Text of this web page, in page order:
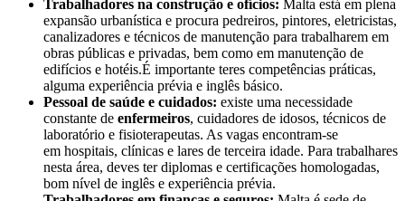
Trabalhadores na construção e ofícios: Malta está em plena
expansão urbanística e procura pedreiros, pintores, eletricistas,
canalizadores e técnicos de manutenção para trabalharem em
obras públicas e privadas, bem como em manutenção de
edifícios e hotéis.É importante teres competências práticas,
alguma experiência prévia e inglês básico.
Pessoal de saúde e cuidados: existe uma necessidade
constante de enfermeiros, cuidadores de idosos, técnicos de
laboratório e fisioterapeutas. As vagas encontram-se
em hospitais, clínicas e lares de terceira idade. Para trabalhares
nesta área, deves ter diplomas e certificações homologadas,
bom nível de inglês e experiência prévia.